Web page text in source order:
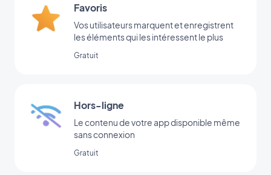
Favoris
Vos utilisateurs marquent et enregistrent
les éléments qui les intéressent le plus
Gratuit
Hors-ligne
Le contenu de votre app disponible même
sans connexion
Gratuit